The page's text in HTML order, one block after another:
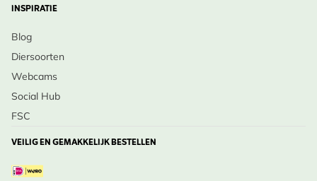
INSPIRATIE
Blog
Diersoorten
Webcams
Social Hub
FSC
VEILIG EN GEMAKKELIJK BESTELLEN